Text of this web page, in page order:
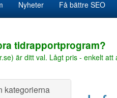
Nyheter Få bättre SEO
tidrapportprogram?
är ditt val. Lågt pris - enkelt att
kategorierna